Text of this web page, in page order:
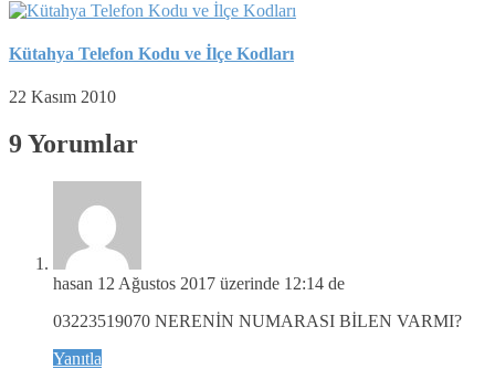
Kütahya Telefon Kodu ve İlçe Kodları
22 Kasım 2010
9 Yorumlar
hasan 12 Ağustos 2017 üzerinde 12:14 de
03223519070 NERENİN NUMARASI BİLEN VARMI?
Yanıtla